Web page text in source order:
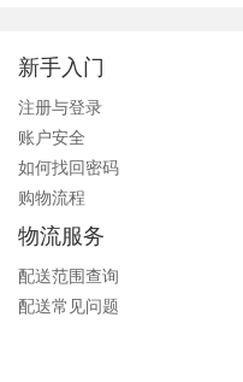
新手入门
注册与登录
账户安全
如何找回密码
购物流程
物流服务
配送范围查询
配送常见问题